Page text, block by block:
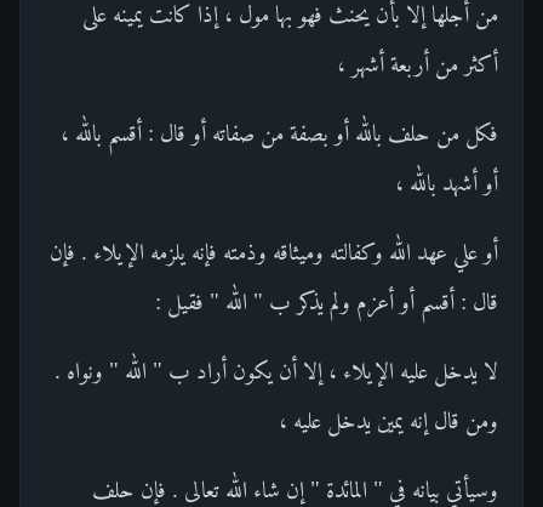
من أجلها إلا بأن يحنث فهو بها مول ، إذا كانت يمينه على
أكثر من أربعة أشهر ،
فكل من حلف بالله أو بصفة من صفاته أو قال : أقسم بالله ،
أو أشهد بالله ،
أو علي عهد الله وكفالته وميثاقه وذمته فإنه يلزمه الإيلاء . فإن
قال : أقسم أو أعزم ولم يذكر ب " الله " فقيل :
لا يدخل عليه الإيلاء ، إلا أن يكون أراد ب " الله " ونواه .
ومن قال إنه يمين يدخل عليه ،
وسيأتي بيانه في " المائدة " إن شاء الله تعالى . فإن حلف